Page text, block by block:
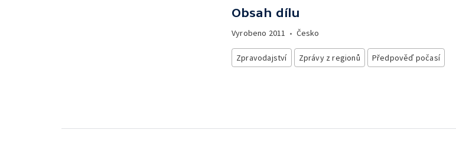
Obsah dílu
Vyrobeno 2011 • Česko
Zpravodajství Zprávy z regionů Předpověď počasí